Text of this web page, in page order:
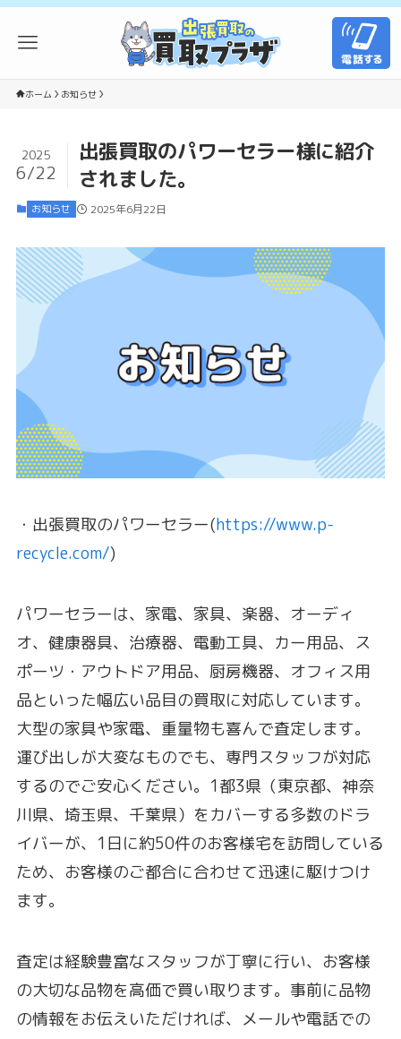
ホーム お知らせ
出張買取のパワーセラー様に紹介
されました。
2025
6/22
お知らせ 2025年6月22日
・出張買取のパワーセラー(https://www.p-
recycle.com/)
パワーセラーは、家電、家具、楽器、オーディ
オ、健康器具、 治療器、電動工具、カー用品、ス
ポーツ・アウトドア用品、 厨房機器、 オフィス用
品といった幅広い品目の買取に対応しています。
大型の家具や家電、重量物も喜んで査定します。
運び出しが大変なものでも、 専門スタッフが対応
するのでご安心ください。1都3県（東京都、 神奈
川県、埼玉県、千葉県）をカバーする多数のドラ
イバーが、 1日に約50件のお客様宅を訪問している
ため、 お客様のご都合に合わせて迅速に駆けつけ
ます。
査定は経験豊富なスタッフが丁寧に行い、 お客様
の大切な品物を高価で買い取ります。 事前に品物
の情報をお伝えいただければ、 メールや電話での